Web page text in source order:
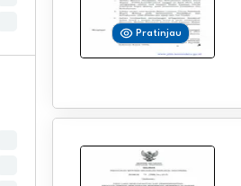
Penelitian/Pengkajian Hukum
Video Sosialisasi
Pratinjau